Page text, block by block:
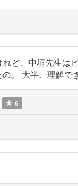
ど、中垣先生
。 大半、理解で
6